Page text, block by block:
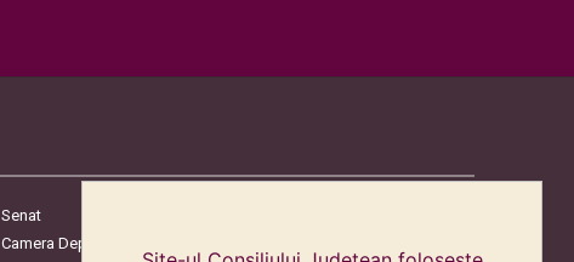
Senat
Camera Deputaților